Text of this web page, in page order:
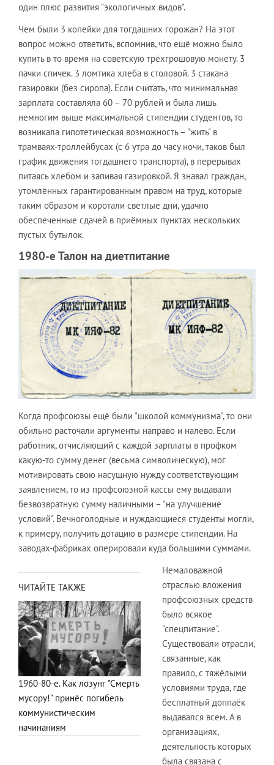
один плюс развития "экологичных видов".
Чем были 3 копейки для тогдашних горожан? На этот
вопрос можно ответить, вспомнив, что ещё можно было
купить в то время на советскую трёхгрошовую монету. 3
пачки спичек. 3 ломтика хлеба в столовой. 3 стакана
газировки (без сиропа). Если считать, что минимальная
зарплата составляла 60 – 70 рублей и была лишь
немногим выше максимальной стипендии студентов, то
возникала гипотетическая возможность – "жить" в
трамваях-троллейбусах (с 6 утра до часу ночи, таков был
график движения тогдашнего транспорта), в перерывах
питаясь хлебом и запивая газировкой. Я знавал граждан,
утомлённых гарантированным правом на труд, которые
таким образом и коротали светлые дни, удачно
обеспеченные сдачей в приёмных пунктах нескольких
пустых бутылок.
1980-е Талон на диетпитание
Когда профсоюзы ещё были "школой коммунизма", то они
обильно расточали аргументы направо и налево. Если
работник, отчисляющий с каждой зарплаты в профком
какую-то сумму денег (весьма символическую), мог
мотивировать свою насущную нужду соответствующим
заявлением, то из профсоюзной кассы ему выдавали
безвозвратную сумму наличными – "на улучшение
условий". Вечноголодные и нуждающиеся студенты могли,
к примеру, получить дотацию в размере стипендии. На
заводах-фабриках оперировали куда большими суммами.
ЧИТАЙТЕ ТАКЖЕ
1960-80-е. Как лозунг "Смерть
мусору!" принёс погибель
коммунистическим
начинаниям
Немаловажной
отраслью вложения
профсоюзных средств
было всякое
"спецпитание".
Существовали отрасли,
связанные, как
правило, с тяжёлыми
условиями труда, где
бесплатный доппаёк
выдавался всем. А в
организациях,
деятельность которых
была связана с